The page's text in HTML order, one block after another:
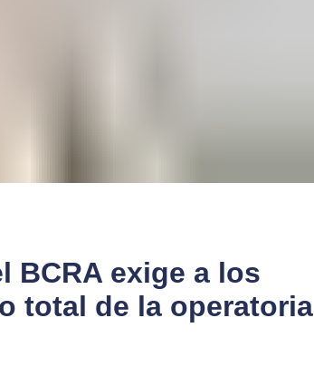
BCRA exige a los
total de la operatoria